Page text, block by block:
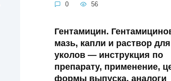
0 56
Гентамицин.
мазь, капли и раствор для
уколов — инструкция по
препарату, применение,
формы выпуска, аналоги